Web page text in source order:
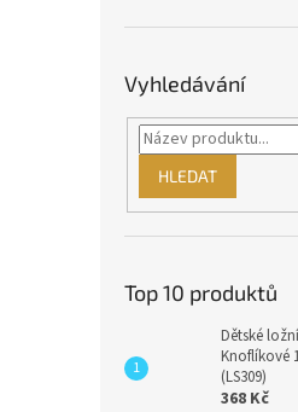
Vyhledávání
HLEDAT
Top 10 produktů
Dětské
Knoflíkové
(LS309)
368 Kč